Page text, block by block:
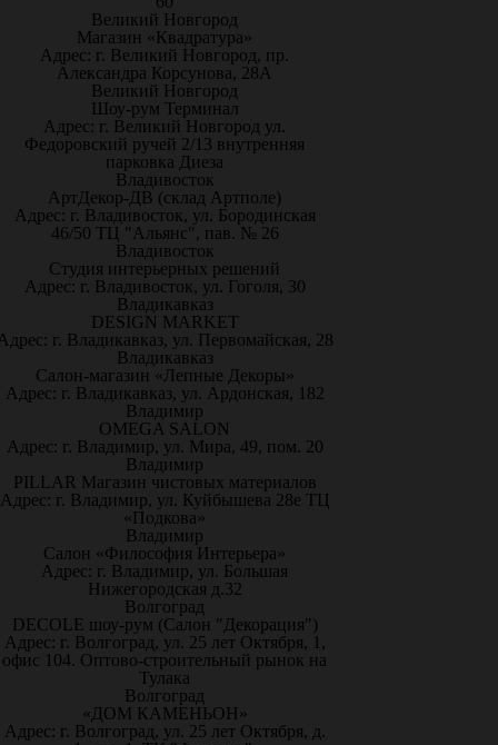
Великий Новгород
Магазин «Квадратура»
Адрес: г. Великий Новгород, пр.
Александра Корсунова, 28А
Великий Новгород
Шоу-рум Терминал
Адрес: г. Великий Новгород ул.
Федоровский ручей 2/13 внутренняя
парковка Диеза
Владивосток
АртДекор-ДВ (склад Артполе)
Адрес: г. Владивосток, ул. Бородинская
46/50 ТЦ "Альянс", пав. № 26
Владивосток
Студия интерьерных решений
Адрес: г. Владивосток, ул. Гоголя, 30
Владикавказ
DESIGN MARKET
г. Владикавказ, ул. Первомайская, 28
Владикавказ
Салон-магазин «Лепные Декоры»
Адрес: г. Владикавказ, ул. Ардонская, 182
Владимир
OMEGA SALON
Адрес: г. Владимир, ул. Мира, 49, пом. 20
Владимир
PILLAR Магазин чистовых материалов
Адрес: г. Владимир, ул. Куйбышева 28е ТЦ
«Подкова»
Владимир
Салон «Философия Интерьера»
Адрес: г. Владимир, ул. Большая
Нижегородская д.32
Волгоград
DECOLE шоу-рум (Салон "Декорация")
Адрес: г. Волгоград, ул. 25 лет Октября, 1,
офис 104. Оптово-строительный рынок на
Тулака
Волгоград
«ДОМ КАМЕНЬОН»
Адрес: г. Волгоград, ул. 25 лет Октября, д.